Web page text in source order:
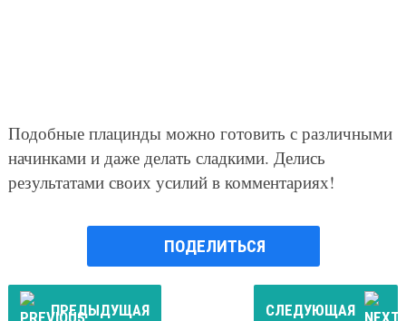
Подобные плацинды можно готовить с различными
начинками и даже делать сладкими. Делись
результатами своих усилий в комментариях!
ПОДЕЛИТЬСЯ
ПРЕДЫДУЩАЯ СЛЕДУЮЩАЯ